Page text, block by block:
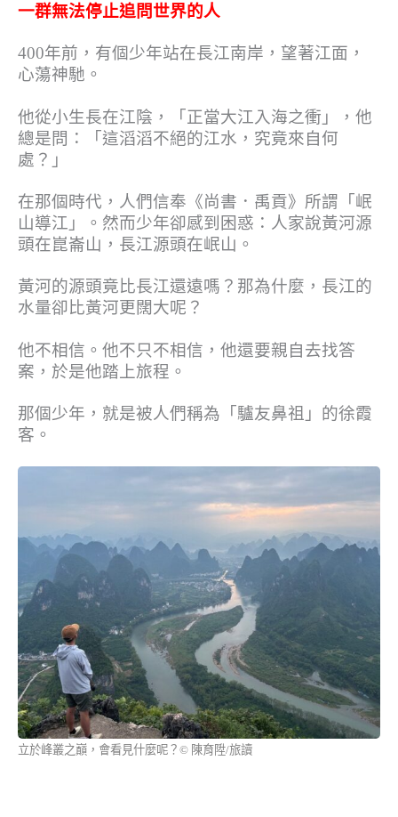
一群無法停止追問世界的人
400年前，有個少年站在長江南岸，望著江面，
心蕩神馳。
他從小生長在江陰，「正當大江入海之衝」，他
總是問：「這滔滔不絕的江水，究竟來自何
處？」
在那個時代，人們信奉《尚書．禹貢》所謂「岷
山導江」。然而少年卻感到困惑：人家說黃河源
頭在崑崙山，長江源頭在岷山。
黃河的源頭竟比長江還遠嗎？那為什麼，長江的
水量卻比黃河更闊大呢？
他不相信。他不只不相信，他還要親自去找答
案，於是他踏上旅程。
那個少年，就是被人們稱為「驢友鼻祖」的徐霞
客。
立於峰叢之巔，會看見什麼呢？© 陳育陞/旅讀